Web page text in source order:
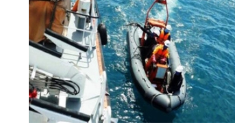
ĐA CHIỀU
Quan điểm
Xi nhan Trái Phải
Bạn đọc viết